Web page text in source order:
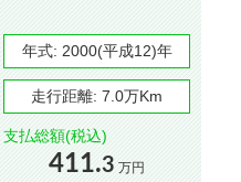
年式: 2000(平成12)年
走行距離: 7.0万Km
支払総額(税込)
411.3 万円